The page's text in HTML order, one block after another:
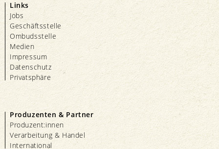
Links
Jobs
Geschäftsstelle
Ombudsstelle
Medien
Impressum
Datenschutz
Privatsphäre
Produzenten & Partner
Produzent:innen
Verarbeitung & Handel
International